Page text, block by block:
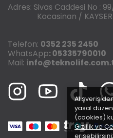
Alışveriş
yasal
(cookies)
Gizlilik ve
Adres: Sivas Caddesi No :
Kocasinan /
Telefon: 0352 235 2450
WhatsApp: 05335790010
Mail: